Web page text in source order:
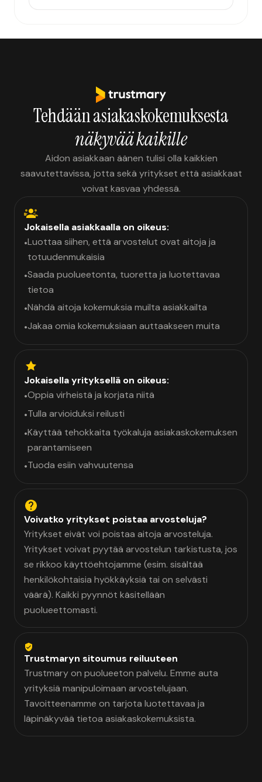
Tehdään asiakaskokemuksesta
näkyvää kaikille
Aidon asiakkaan äänen tulisi olla kaikkien
saavutettavissa, jotta sekä yritykset että asiakkaat
voivat kasvaa yhdessä.
Jokaisella asiakkaalla on oikeus:
•Luottaa siihen, että arvostelut ovat aitoja ja
totuudenmukaisia
•Saada puolueetonta, tuoretta ja luotettavaa
tietoa
•Nähdä aitoja kokemuksia muilta asiakkailta
•Jakaa omia kokemuksiaan auttaakseen muita
Jokaisella yrityksellä on oikeus:
•Oppia virheistä ja korjata niitä
•Tulla arvioiduksi reilusti
•Käyttää tehokkaita työkaluja asiakaskokemuksen
parantamiseen
•Tuoda esiin vahvuutensa
Voivatko yritykset poistaa arvosteluja?
Yritykset eivät voi poistaa aitoja arvosteluja.
Yritykset voivat pyytää arvostelun tarkistusta, jos
se rikkoo käyttöehtojamme (esim. sisältää
henkilökohtaisia hyökkäyksiä tai on selvästi
väärä). Kaikki pyynnöt käsitellään
puolueettomasti.
Trustmaryn sitoumus reiluuteen
Trustmary on puolueeton palvelu. Emme auta
yrityksiä manipuloimaan arvostelujaan.
Tavoitteenamme on tarjota luotettavaa ja
läpinäkyvää tietoa asiakaskokemuksista.